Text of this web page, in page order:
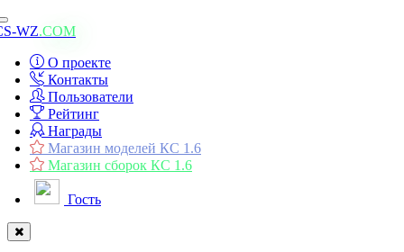
Toggle
navigation
WZ.COM
О проекте
Контакты
Пользователи
Рейтинг
Награды
Магазин моделей КС 1.6
Магазин сборок КС 1.6
Гость